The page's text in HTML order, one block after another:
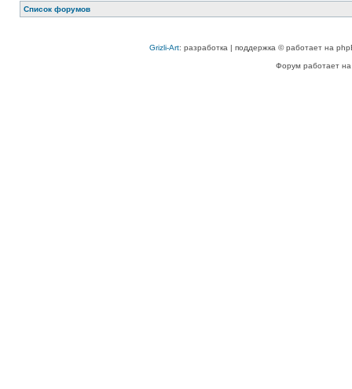
Список форумов
Grizli-Art: разработка | поддержка © работает на
Форум работает